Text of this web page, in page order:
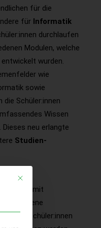
für die
für Informatik
durchlaufen
Modulen, welche
wurden.
wie
sowie
Schüler:innen
Wissen
neu erlangte
Studien-
um
und mit
das eigene
den Schüler:innen
Mit diesem Button wird der